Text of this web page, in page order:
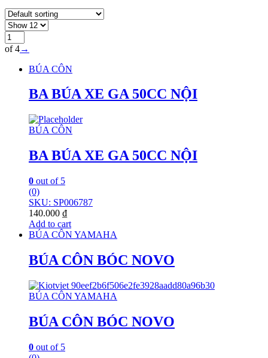
of 4→
BÚA CÔN
BA BÚA XE GA 50CC NỘI
BÚA CÔN
BA BÚA XE GA 50CC NỘI
0 out of 5
(0)
SKU: SP006787
140.000 ₫
Add to cart
BÚA CÔN YAMAHA
BÚA CÔN BÓC NOVO
BÚA CÔN YAMAHA
BÚA CÔN BÓC NOVO
0 out of 5